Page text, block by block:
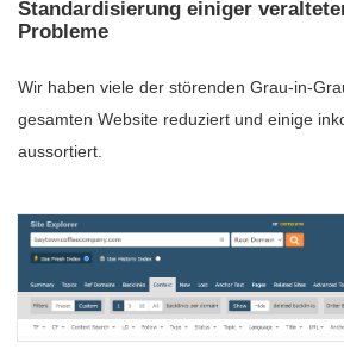
Standardisierung einiger
Probleme
Wir haben viele der störenden Grau-in-
gesamten Website reduziert und einige
aussortiert.